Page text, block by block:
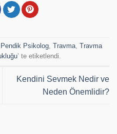
Pendik Psikolog, Travma, Travma
’ te etiketlendi.
Kendini Sevmek Nedir ve
Neden Önemlidir?